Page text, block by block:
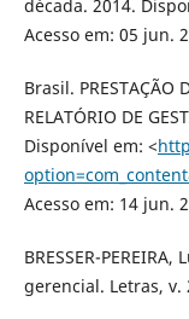
década. 2014.
Acesso em: 05 jun.
Brasil. PRESTAÇÃO
RELATÓRIO DE
Disponível em: <
Acesso em: 14 jun.
BRESSER-
gerencial. Letras, v.